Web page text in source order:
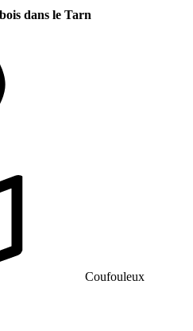
dans le Tarn
Coufouleux